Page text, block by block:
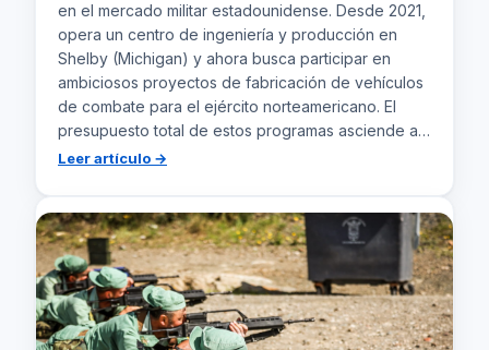
en el mercado militar estadounidense. Desde 2021,
opera un centro de ingeniería y producción en
Shelby (Michigan) y ahora busca participar en
ambiciosos proyectos de fabricación de vehículos
de combate para el ejército norteamericano. El
presupuesto total de estos programas asciende a…
Leer artículo →
en
EE.UU.
con
grandes
contratos
militares